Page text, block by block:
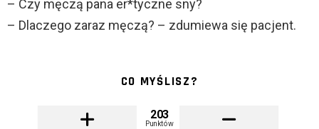
– Czy męczą pana er*tyczne sny?
– Dlaczego zaraz męczą? – zdumiewa się pacjent.
CO MYŚLISZ?
203
Punktów